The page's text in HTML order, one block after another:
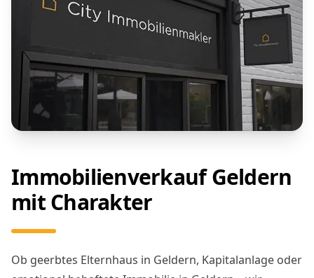
Immobilienverkauf Geldern
mit Charakter
Ob geerbtes Elternhaus in Geldern, Kapitalanlage oder